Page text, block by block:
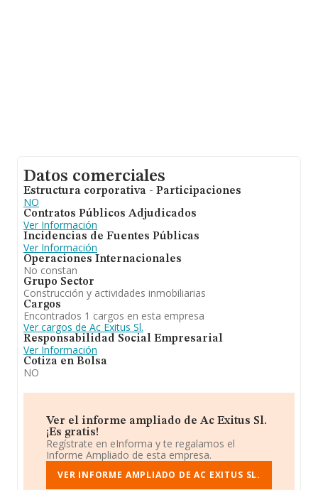
Datos comerciales
Estructura corporativa - Participaciones
NO
Contratos Públicos Adjudicados
Ver Información
Incidencias de Fuentes Públicas
Ver Información
Operaciones Internacionales
No constan
Grupo Sector
Construcción y actividades inmobiliarias
Cargos
Encontrados 1 cargos en esta empresa
Ver cargos de Ac Exitus Sl.
Responsabilidad Social Empresarial
Ver Información
Cotiza en Bolsa
NO
Ver el informe ampliado de Ac Exitus Sl.
¡Es gratis!
Regístrate en eInforma y te regalamos el
Informe Ampliado de esta empresa.
VER INFORME AMPLIADO DE AC EXITUS SL.